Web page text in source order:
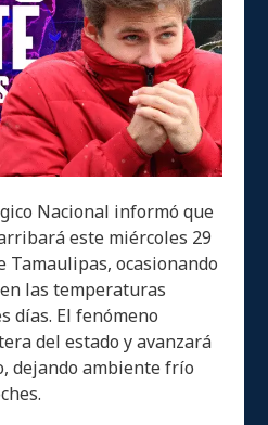
Nacional informó que
este miércoles 29
Tamaulipas, ocasionando
las temperaturas
días. El fenómeno
del estado y avanzará
dejando ambiente frío